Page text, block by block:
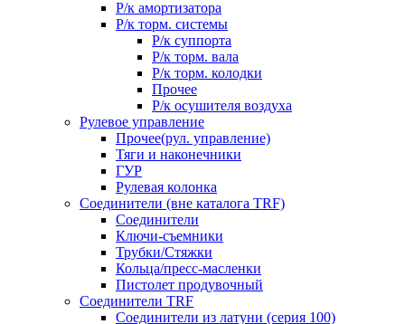
Р/к амортизатора
Р/к торм. системы
Р/к суппорта
Р/к торм. вала
Р/к торм. колодки
Прочее
Р/к осушителя воздуха
Рулевое управление
Прочее(рул. управление)
Тяги и наконечники
ГУР
Рулевая колонка
Соединители (вне каталога TRF)
Соединители
Ключи-cъемники
Трубки/Стяжки
Кольца/пресс-масленки
Пистолет продувочный
Соединители TRF
Соединители из латуни (серия 100)